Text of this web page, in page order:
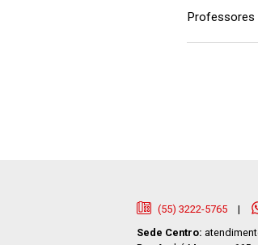
Professores
(55) 3222-5765 |
Sede Centro: